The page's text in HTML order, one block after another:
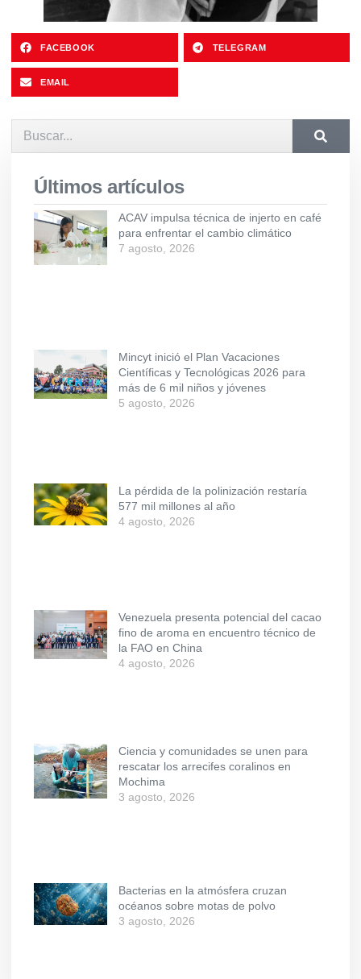
FACEBOOK TELEGRAM
EMAIL
Últimos artículos
ACAV impulsa técnica de injerto en café
para enfrentar el cambio climático
7 agosto, 2026
Mincyt inició el Plan Vacaciones
Científicas y Tecnológicas 2026 para
más de 6 mil niños y jóvenes
5 agosto, 2026
La pérdida de la polinización restaría
577 mil millones al año
4 agosto, 2026
Venezuela presenta potencial del cacao
fino de aroma en encuentro técnico de
la FAO en China
4 agosto, 2026
Ciencia y comunidades se unen para
rescatar los arrecifes coralinos en
Mochima
3 agosto, 2026
Bacterias en la atmósfera cruzan
océanos sobre motas de polvo
3 agosto, 2026